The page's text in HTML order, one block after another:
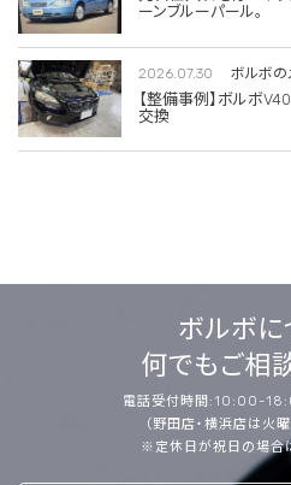
ーンブルーパール。
2026.07.30 ボルボの
【整備事例】ボルボ
交換
ボルボに
何でもご相
電話受付時間:10:00-
（野田店・横浜店は火
※定休日が祝日の場合